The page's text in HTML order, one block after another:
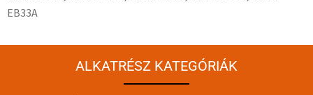
EB33A
ALKATRÉSZ KATEGÓRIÁK